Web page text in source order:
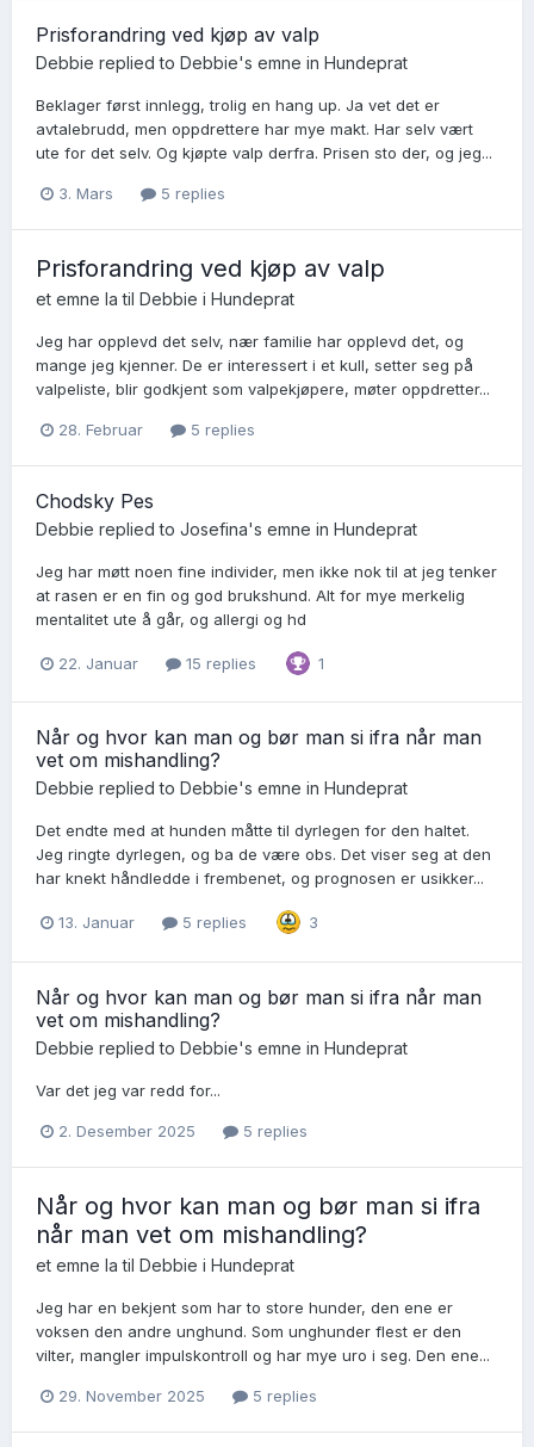
Prisforandring ved kjøp av valp
Debbie replied to Debbie's emne in Hundeprat
Beklager først innlegg, trolig en hang up. Ja vet det er
avtalebrudd, men oppdrettere har mye makt. Har selv vært
ute for det selv. Og kjøpte valp derfra. Prisen sto der, og jeg...
3. Mars 5 replies
Prisforandring ved kjøp av valp
et emne la til Debbie i Hundeprat
Jeg har opplevd det selv, nær familie har opplevd det, og
mange jeg kjenner. De er interessert i et kull, setter seg på
valpeliste, blir godkjent som valpekjøpere, møter oppdretter...
28. Februar 5 replies
Chodsky Pes
Debbie replied to Josefina's emne in Hundeprat
Jeg har møtt noen fine individer, men ikke nok til at jeg tenker
at rasen er en fin og god brukshund. Alt for mye merkelig
mentalitet ute å går, og allergi og hd
22. Januar 15 replies 1
Når og hvor kan man og bør man si ifra når man
vet om mishandling?
Debbie replied to Debbie's emne in Hundeprat
Det endte med at hunden måtte til dyrlegen for den haltet.
Jeg ringte dyrlegen, og ba de være obs. Det viser seg at den
har knekt håndledde i frembenet, og prognosen er usikker...
13. Januar 5 replies 3
Når og hvor kan man og bør man si ifra når man
vet om mishandling?
Debbie replied to Debbie's emne in Hundeprat
Var det jeg var redd for...
2. Desember 2025 5 replies
Når og hvor kan man og bør man si ifra
når man vet om mishandling?
et emne la til Debbie i Hundeprat
Jeg har en bekjent som har to store hunder, den ene er
voksen den andre unghund. Som unghunder flest er den
vilter, mangler impulskontroll og har mye uro i seg. Den ene...
29. November 2025 5 replies